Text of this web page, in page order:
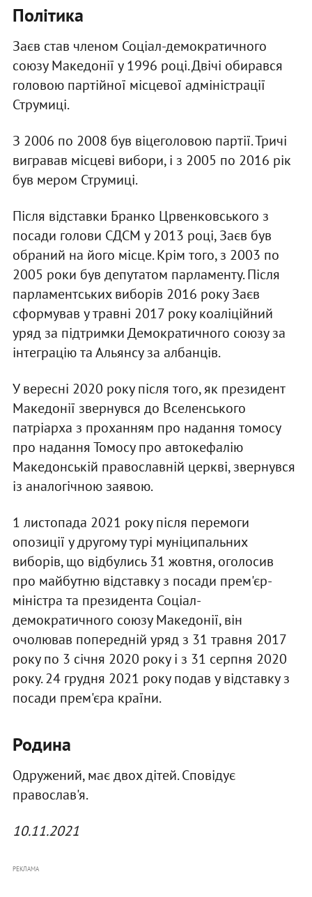
Політика
Заєв став членом Соціал-демократичного
союзу Македонії у 1996 році. Двічі обирався
головою партійної місцевої адміністрації
Струмиці.
З 2006 по 2008 був віцеголовою партії. Тричі
вигравав місцеві вибори, і з 2005 по 2016 рік
був мером Струмиці.
Після відставки Бранко Црвенковського з
посади голови СДСМ у 2013 році, Заєв був
обраний на його місце. Крім того, з 2003 по
2005 роки був депутатом парламенту. Після
парламентських виборів 2016 року Заєв
сформував у травні 2017 року коаліційний
уряд за підтримки Демократичного союзу за
інтеграцію та Альянсу за албанців.
У вересні 2020 року після того, як президент
Македонії звернувся до Вселенського
патріарха з проханням про надання томосу
про надання Томосу про автокефалію
Македонській православній церкві, звернувся
із аналогічною заявою.
1 листопада 2021 року після перемоги
опозиції у другому турі муніципальних
виборів, що відбулись 31 жовтня, оголосив
про майбутню відставку з посади прем'єр-
міністра та президента Соціал-
демократичного союзу Македонії, він
очолював попередній уряд з 31 травня 2017
року по 3 січня 2020 року і з 31 серпня 2020
року. 24 грудня 2021 року подав у відставку з
посади прем'єра країни.
Родина
Одружений, має двох дітей. Сповідує
православ'я.
10.11.2021
РЕКЛАМА